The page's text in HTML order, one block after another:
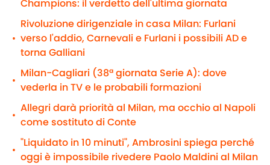
Champions: il verdetto dell'ultima giornata
•
Rivoluzione dirigenziale in casa Milan: Furlani
verso l'addio, Carnevali e Furlani i possibili AD e
torna Galliani
•
Milan-Cagliari (38ª giornata Serie A): dove
vederla in TV e le probabili formazioni
•
Allegri darà priorità al Milan, ma occhio al Napoli
come sostituto di Conte
•
"Liquidato in 10 minuti", Ambrosini spiega perché
oggi è impossibile rivedere Paolo Maldini al Milan